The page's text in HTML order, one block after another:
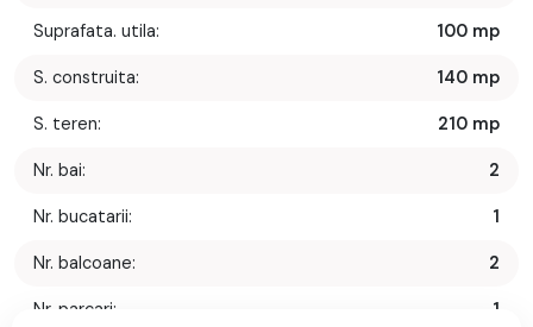
Suprafata. utila: 100 mp
S. construita: 140 mp
S. teren: 210 mp
Nr. bai: 2
Nr. bucatarii: 1
Nr. balcoane: 2
Nr. parcari: 1